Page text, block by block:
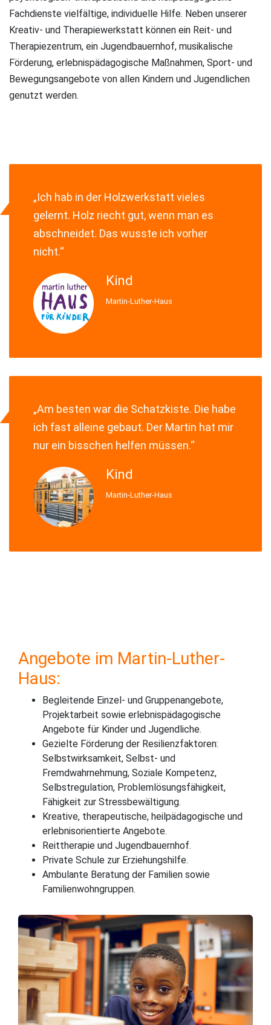
Fachdienste vielfältige, individuelle Hilfe. Neben unserer
Kreativ- und Therapiewerkstatt können ein Reit- und
Therapiezentrum, ein Jugendbauernhof, musikalische
Förderung, erlebnispädagogische Maßnahmen, Sport- und
Bewegungsangebote von allen Kindern und Jugendlichen
genutzt werden.
„Ich hab in der Holzwerkstatt vieles
gelernt. Holz riecht gut, wenn man es
abschneidet. Das wusste ich vorher
nicht.“
Kind
Martin-Luther-Haus
„Am besten war die Schatzkiste. Die habe
ich fast alleine gebaut. Der Martin hat mir
nur ein bisschen helfen müssen.“
Kind
Martin-Luther-Haus
Angebote im Martin-Luther-
Haus:
Begleitende Einzel- und Gruppenangebote,
Projektarbeit sowie erlebnispädagogische
Angebote für Kinder und Jugendliche.
Gezielte Förderung der Resilienzfaktoren:
Selbstwirksamkeit, Selbst- und
Fremdwahrnehmung, Soziale Kompetenz,
Selbstregulation, Problemlösungsfähigkeit,
Fähigkeit zur Stressbewältigung.
Kreative, therapeutische, heilpädagogische und
erlebnisorientierte Angebote.
Reittherapie und Jugendbauernhof.
Private Schule zur Erziehungshilfe.
Ambulante Beratung der Familien sowie
Familienwohngruppen.